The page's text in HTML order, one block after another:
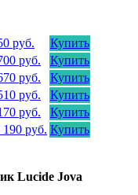
руб.
Купить
руб.
Купить
руб.
Купить
руб.
Купить
руб.
Купить
190 руб. Купить
Lucide Jova